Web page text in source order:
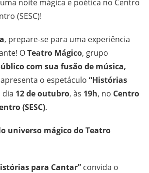
noite mágica e poética no Centro
(SESC)!
, prepare-se para uma experiência
OTeatro Mágico, grupo
com sua fusão de música,
o espetáculo “Histórias
dia 12 de outubro, às 19h, no Centro
(SESC).
universo mágico do Teatro
para Cantar” convida o